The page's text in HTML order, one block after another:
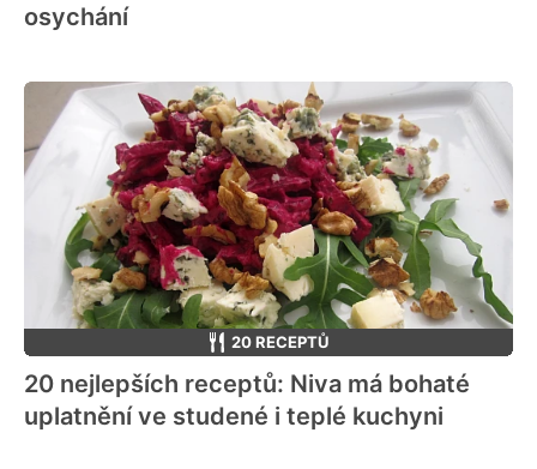
osychání
20 RECEPTŮ
20 nejlepších receptů: Niva má bohaté
uplatnění ve studené i teplé kuchyni